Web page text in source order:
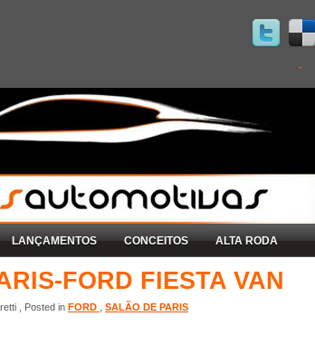
LANÇAMENTOS CONCEITOS ALTA RODA
FORD FIESTA VAN
, Posted in FORD SALÃO DE PARIS